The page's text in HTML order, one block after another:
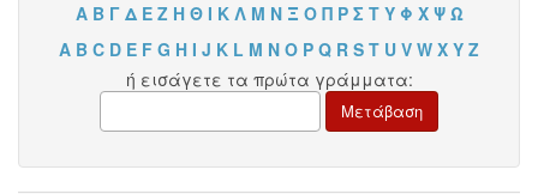
Α Β Γ Δ Ε Ζ Η Θ Ι Κ Λ Μ Ν Ξ Ο Π Ρ Σ Τ Υ Φ Χ Ψ Ω
A B C D E F G H I J K L M N O P Q R S T U V W X Y Z
ή εισάγετε τα πρώτα γράμματα: